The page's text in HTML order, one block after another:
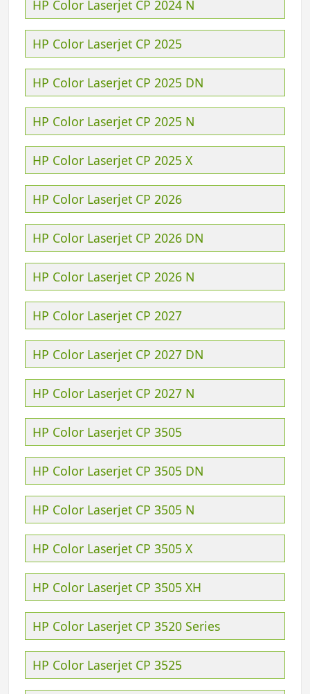
HP Color Laserjet CP 2024 N
HP Color Laserjet CP 2025
HP Color Laserjet CP 2025 DN
HP Color Laserjet CP 2025 N
HP Color Laserjet CP 2025 X
HP Color Laserjet CP 2026
HP Color Laserjet CP 2026 DN
HP Color Laserjet CP 2026 N
HP Color Laserjet CP 2027
HP Color Laserjet CP 2027 DN
HP Color Laserjet CP 2027 N
HP Color Laserjet CP 3505
HP Color Laserjet CP 3505 DN
HP Color Laserjet CP 3505 N
HP Color Laserjet CP 3505 X
HP Color Laserjet CP 3505 XH
HP Color Laserjet CP 3520 Series
HP Color Laserjet CP 3525